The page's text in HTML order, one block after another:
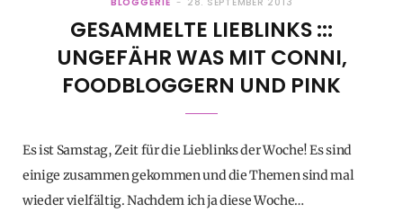
GESAMMELTE LIEBLINKS :::
UNGEFÄHR WAS MIT CONNI,
FOODBLOGGERN UND PINK
Es ist Samstag, Zeit für die Lieblinks der Woche! Es sind
einige zusammen gekommen und die Themen sind mal
wieder vielfältig. Nachdem ich ja diese Woche…